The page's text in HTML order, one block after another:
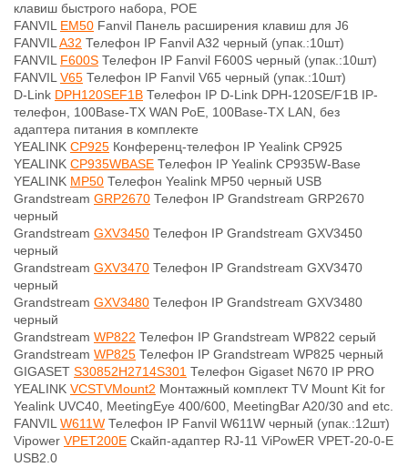
клавиш быстрого набора, POE
FANVIL EM50 Fanvil Панель расширения клавиш для J6
FANVILA32 Телефон IP Fanvil A32 черный (упак.:10шт)
FANVIL F600S Телефон IP Fanvil F600S черный (упак.:10шт)
FANVILV65 Телефон IP Fanvil V65 черный (упак.:10шт)
D-Link DPH120SEF1B Телефон IP D-Link DPH-120SE/F1B IP-
телефон, 100Base-TX WAN PoE, 100Base-TX LAN, без
адаптера питания в комплекте
YEALINK CP925 Конференц-телефон IP Yealink CP925
YEALINK CP935WBASE Телефон IP Yealink CP935W-Base
YEALINK MP50 Телефон Yealink MP50 черный USB
Grandstream GRP2670 Телефон IP Grandstream GRP2670
черный
Grandstream GXV3450 Телефон IP Grandstream GXV3450
черный
Grandstream GXV3470 Телефон IP Grandstream GXV3470
черный
Grandstream GXV3480 Телефон IP Grandstream GXV3480
черный
Grandstream WP822 Телефон IP Grandstream WP822 серый
Grandstream WP825 Телефон IP Grandstream WP825 черный
GIGASET S30852H2714S301 Телефон Gigaset N670 IP PRO
YEALINK VCSTVMount2 Монтажный комплект TV Mount Kit for
Yealink UVC40, MeetingEye 400/600, MeetingBar A20/30 and etc.
FANVILW611W Телефон IP Fanvil W611W черный (упак.:12шт)
Vipower VPET200E Скайп-адаптер RJ-11 ViPowER VPET-20-0-E
USB2.0